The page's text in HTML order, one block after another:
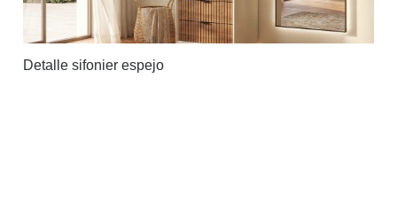
Detalle sifonier espejo